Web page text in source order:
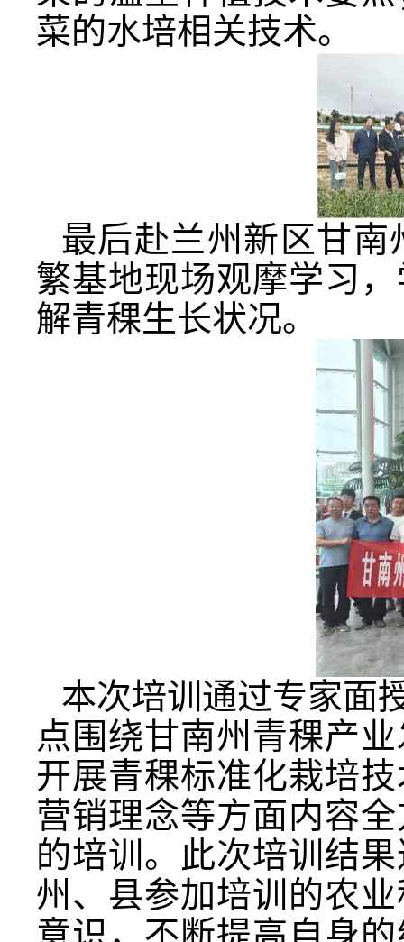
菜的水培相关技术。
最后赴兰州新区甘
繁基地现场观摩学习
解青稞生长状况。
本次培训通过专家面
点围绕甘南州青稞产
开展青稞标准化栽培
营销理念等方面内容
的培训。 此次培训结
州、县参加培训的农
意识，不断提高自身